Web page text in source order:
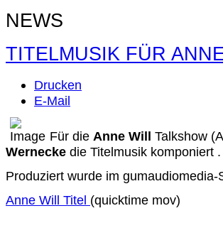
NEWS
TITELMUSIK FÜR
Drucken
E-Mail
Für die Anne Will Talkshow
Wernecke die Titelmusik komponiert .
Produziert wurde im gumaudiomedia-
Anne Will Titel (quicktime mov)